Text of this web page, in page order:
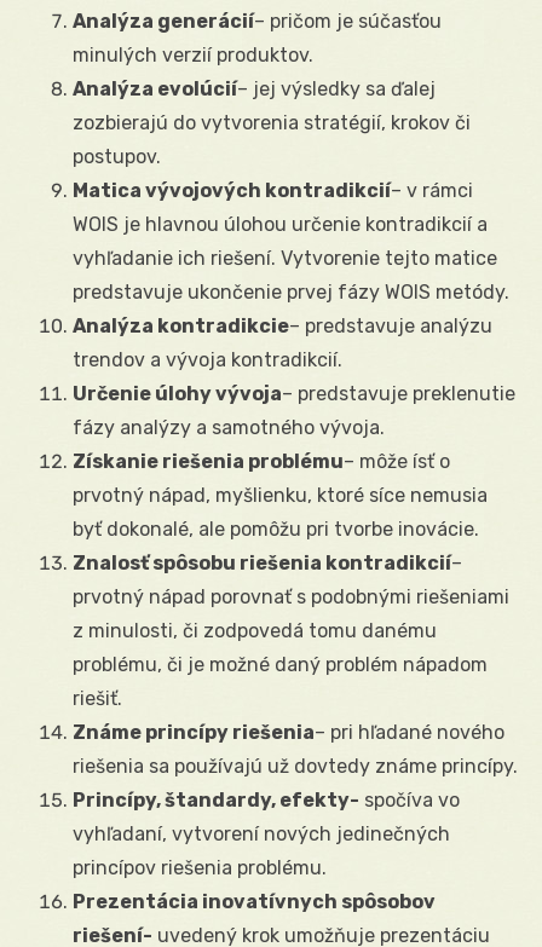
Analýza generácií– pričom je súčasťou
minulých verzií produktov.
Analýza evolúcií– jej výsledky sa ďalej
zozbierajú do vytvorenia stratégií, krokov či
postupov.
Matica vývojových kontradikcií– v rámci
WOIS je hlavnou úlohou určenie kontradikcií a
vyhľadanie ich riešení. Vytvorenie tejto matice
predstavuje ukončenie prvej fázy WOIS metódy.
Analýza kontradikcie– predstavuje analýzu
trendov a vývoja kontradikcií.
Určenie úlohy vývoja– predstavuje preklenutie
fázy analýzy a samotného vývoja.
Získanie riešenia problému– môže ísť o
prvotný nápad, myšlienku, ktoré síce nemusia
byť dokonalé, ale pomôžu pri tvorbe inovácie.
Znalosť spôsobu riešenia kontradikcií–
prvotný nápad porovnať s podobnými riešeniami
z minulosti, či zodpovedá tomu danému
problému, či je možné daný problém nápadom
riešiť.
Známe princípy riešenia– pri hľadané nového
riešenia sa používajú už dovtedy známe princípy.
Princípy, štandardy, efekty- spočíva vo
vyhľadaní, vytvorení nových jedinečných
princípov riešenia problému.
Prezentácia inovatívnych spôsobov
riešení- uvedený krok umožňuje prezentáciu